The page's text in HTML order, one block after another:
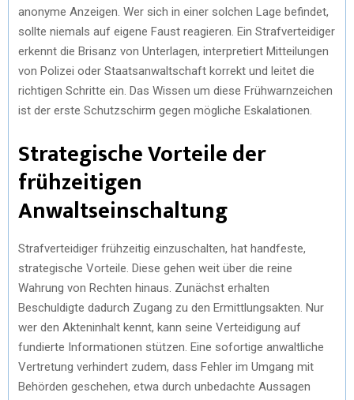
anonyme Anzeigen. Wer sich in einer solchen Lage befindet,
sollte niemals auf eigene Faust reagieren. Ein Strafverteidiger
erkennt die Brisanz von Unterlagen, interpretiert Mitteilungen
von Polizei oder Staatsanwaltschaft korrekt und leitet die
richtigen Schritte ein. Das Wissen um diese Frühwarnzeichen
ist der erste Schutzschirm gegen mögliche Eskalationen.
Strategische Vorteile der
frühzeitigen
Anwaltseinschaltung
Strafverteidiger frühzeitig einzuschalten, hat handfeste,
strategische Vorteile. Diese gehen weit über die reine
Wahrung von Rechten hinaus. Zunächst erhalten
Beschuldigte dadurch Zugang zu den Ermittlungsakten. Nur
wer den Akteninhalt kennt, kann seine Verteidigung auf
fundierte Informationen stützen. Eine sofortige anwaltliche
Vertretung verhindert zudem, dass Fehler im Umgang mit
Behörden geschehen, etwa durch unbedachte Aussagen